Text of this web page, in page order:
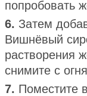
попробовать
6. Затем
Вишнёвый
растворения
снимите с
7. Поместите